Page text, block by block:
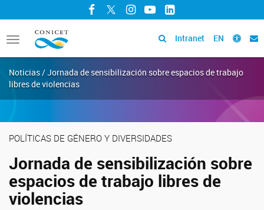
Facebook
TwitterInstagram
YouTubeLinkedIn
Toggle
navigation
Intranet EN
Noticias / Jornada de sensibilización sobre espacios de trabajo
libres de violencias
POLÍTICAS DE GÉNERO Y DIVERSIDADES
Jornada de sensibilización sobre
espacios de trabajo libres de
violencias